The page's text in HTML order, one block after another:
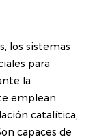
los sistemas
para
la
emplean
catalítica,
capaces de